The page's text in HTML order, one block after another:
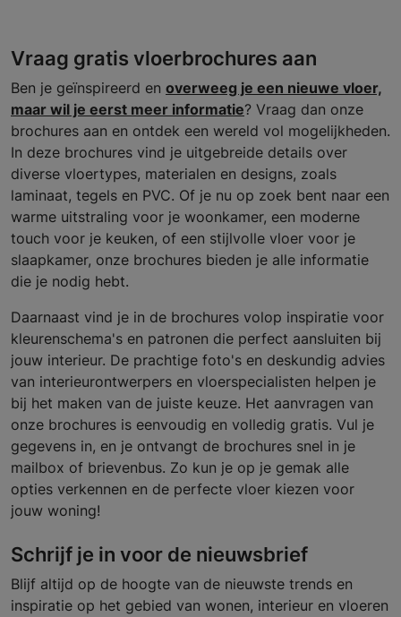
Vraag gratis vloerbrochures aan
Ben je geïnspireerd en overweeg je een nieuwe vloer,
maar wil je eerst meer informatie? Vraag dan onze
brochures aan en ontdek een wereld vol mogelijkheden.
In deze brochures vind je uitgebreide details over
diverse vloertypes, materialen en designs, zoals
laminaat, tegels en PVC. Of je nu op zoek bent naar een
warme uitstraling voor je woonkamer, een moderne
touch voor je keuken, of een stijlvolle vloer voor je
slaapkamer, onze brochures bieden je alle informatie
die je nodig hebt.
Daarnaast vind je in de brochures volop inspiratie voor
kleurenschema's en patronen die perfect aansluiten bij
jouw interieur. De prachtige foto's en deskundig advies
van interieurontwerpers en vloerspecialisten helpen je
bij het maken van de juiste keuze. Het aanvragen van
onze brochures is eenvoudig en volledig gratis. Vul je
gegevens in, en je ontvangt de brochures snel in je
mailbox of brievenbus. Zo kun je op je gemak alle
opties verkennen en de perfecte vloer kiezen voor
jouw woning!
Schrijf je in voor de nieuwsbrief
Blijf altijd op de hoogte van de nieuwste trends en
inspiratie op het gebied van wonen, interieur en vloeren